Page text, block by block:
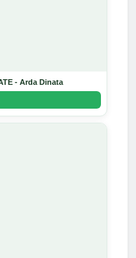
- Arda Dinata